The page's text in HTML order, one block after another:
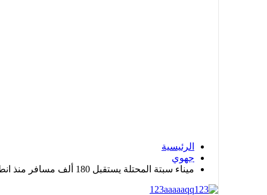
الرئيسية
جهوي
ميناء سبتة المحتلة يستقبل 180 ألف مسافر منذ انطلاق عملية “مرحبا 2025”